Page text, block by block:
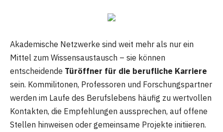
Akademische Netzwerke sind weit mehr als nur ein
Mittel zum Wissensaustausch – sie können
entscheidende Türöffner für die berufliche Karriere
sein. Kommilitonen, Professoren und Forschungspartner
werden im Laufe des Berufslebens häufig zu wertvollen
Kontakten, die Empfehlungen aussprechen, auf offene
Stellen hinweisen oder gemeinsame Projekte initiieren.